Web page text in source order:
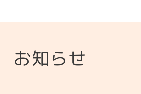
お知らせ